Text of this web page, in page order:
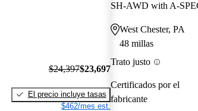
$24,397$23,697
El precio incluye tasas
$462/mes est.
SH-AWD with A-
West Chester, PA
48 millas
Trato justo
Certificados por el
fabricante